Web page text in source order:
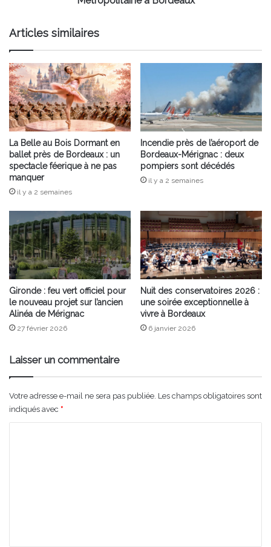
Bordeaux
Articles similaires
La Belle au Bois Dormant en
ballet près de Bordeaux : un
spectacle féerique à ne pas
manquer
il y a 2 semaines
Incendie près de l’aéroport de
Bordeaux-Mérignac : deux
pompiers sont décédés
il y a 2 semaines
Gironde : feu vert officiel pour
le nouveau projet sur l’ancien
Alinéa de Mérignac
27 février 2026
Nuit des conservatoires 2026 :
une soirée exceptionnelle à
vivre à Bordeaux
6 janvier 2026
Laisser un commentaire
Votre adresse e-mail ne sera pas publiée. Les champs obligatoires sont
indiqués avec *